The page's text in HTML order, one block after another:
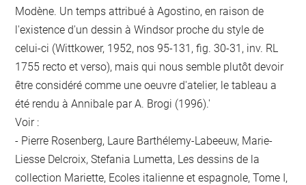
Modène. Un temps attribué à Agostino, en raison de
l'existence d'un dessin à Windsor proche du style de
celui-ci (Wittkower, 1952, nos 95-131, fig. 30-31, inv. RL
1755 recto et verso), mais qui nous semble plutôt devoir
être considéré comme une oeuvre d'atelier, le tableau a
été rendu à Annibale par A. Brogi (1996).'
Voir :
- Pierre Rosenberg, Laure Barthélemy-Labeeuw, Marie-
Liesse Delcroix, Stefania Lumetta, Les dessins de la
collection Mariette, Ecoles italienne et espagnole, Tome I,